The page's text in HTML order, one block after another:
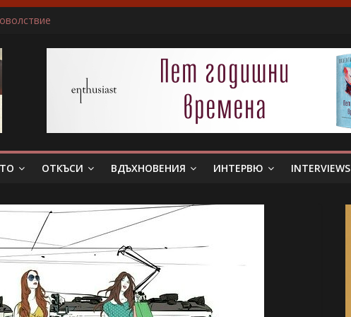
беше истински съпруг…”
Слава богу, отговори той…”
всяка сцена преживявам силно, както ако ми се случва в живота
ОТКЪСИ ВДЪХНОВЕНИЯ ИНТЕРВЮ INTERVIEWS